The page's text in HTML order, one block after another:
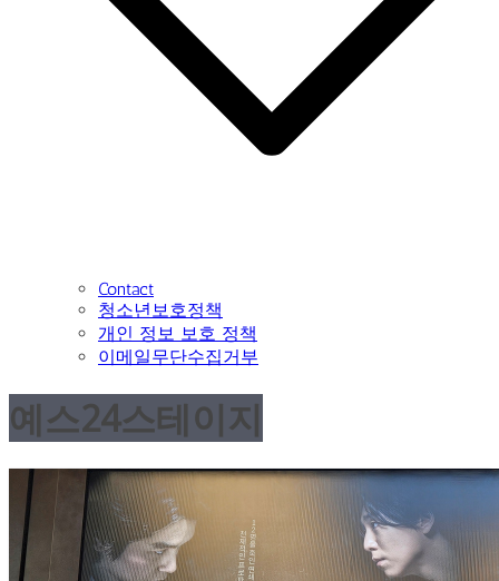
Contact
청소년보호정책
개인 정보 보호 정책
이메일무단수집거부
예스24스테이지